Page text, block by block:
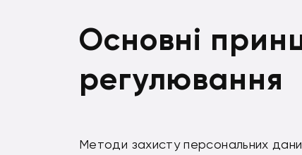
Основні
регулювання
Методи захисту персональних